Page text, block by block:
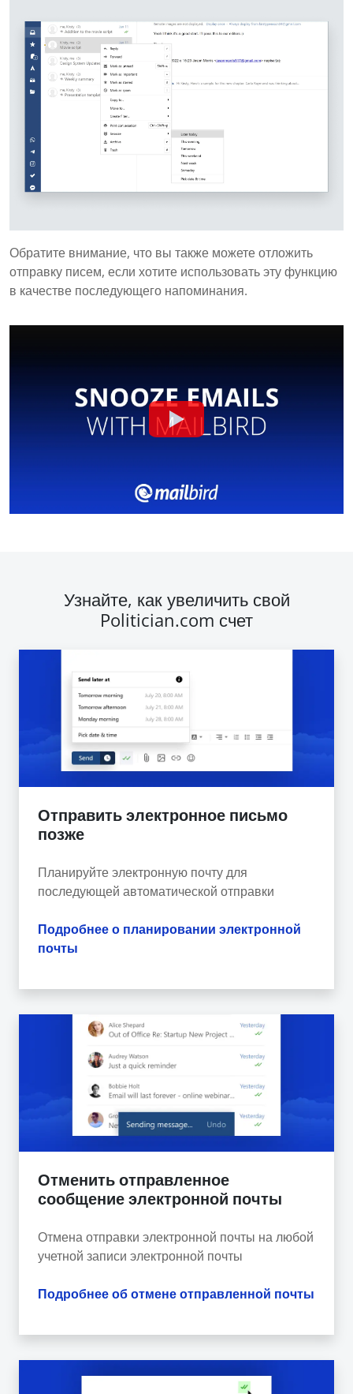
Обратите внимание, что вы также можете отложить
отправку писем, если хотите использовать эту функцию
в качестве последующего напоминания.
Узнайте, как увеличить свой
Politician.com счет
Отправить электронное письмо
позже
Планируйте электронную почту для
последующей автоматической отправки
Подробнее о планировании электронной
почты
Отменить отправленное
сообщение электронной почты
Отмена отправки электронной почты на любой
учетной записи электронной почты
Подробнее об отмене отправленной почты